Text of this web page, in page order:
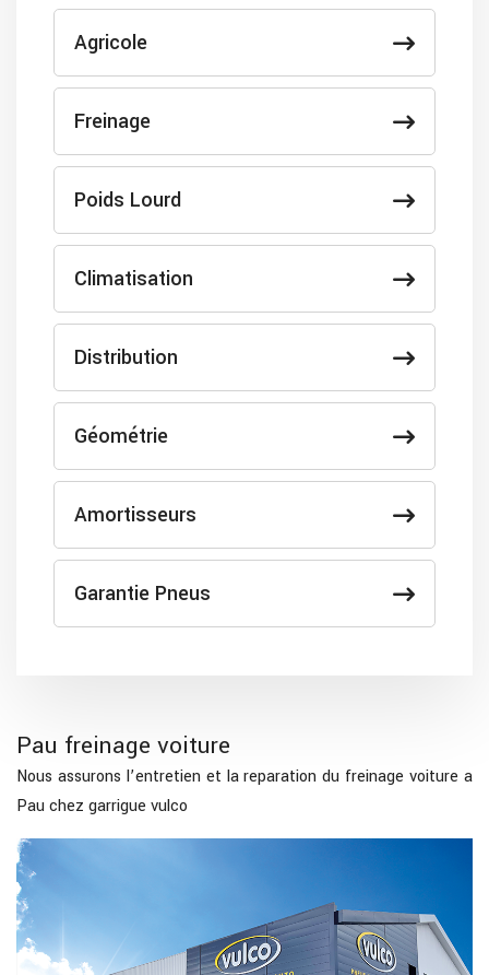
Agricole
Freinage
Poids Lourd
Climatisation
Distribution
Géométrie
Amortisseurs
Garantie Pneus
Pau freinage voiture
Nous assurons l’entretien et la reparation du freinage voiture a
Pau chez garrigue vulco